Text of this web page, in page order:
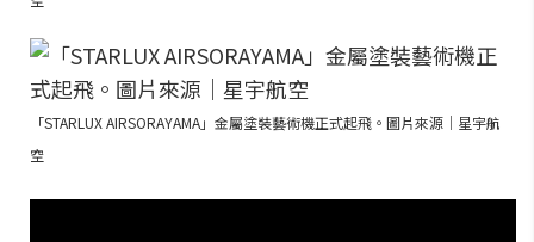
「STARLUX AIRSORAYAMA」金屬塗裝藝術機正式起飛。圖片來源｜星宇航
空